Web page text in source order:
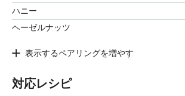
ハニー
ヘーゼルナッツ
表示するペアリングを増やす
対応レシピ